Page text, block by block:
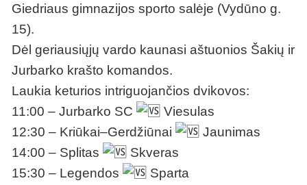
Giedriaus gimnazijos sporto salėje (Vydūno g.
15).
Dėl geriausiųjų vardo kaunasi aštuonios Šakių ir
Jurbarko krašto komandos.
Laukia keturios intriguojančios dvikovos:
11:00 – Jurbarko SC
Viesulas
12:30 – Kriūkai–Gerdžiūnai
Jaunimas
14:00 – Splitas
Skveras
15:30 – Legendos
Sparta